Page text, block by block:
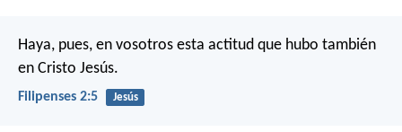
Haya, pues, en vosotros esta actitud que hubo también
en Cristo Jesús.
Filipenses 2:5 Jesús